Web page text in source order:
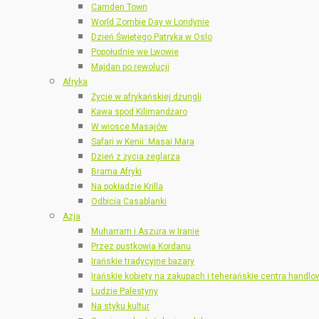
Camden Town
World Zombie Day w Londynie
Dzień Świętego Patryka w Oslo
Popołudnie we Lwowie
Majdan po rewolucji
Afryka
Życie w afrykańskiej dżungli
Kawa spod Kilimandżaro
W wiosce Masajów
Safari w Kenii: Masai Mara
Dzień z życia żeglarza
Brama Afryki
Na pokładzie Krilla
Odbicia Casablanki
Azja
Muharram i Aszura w Iranie
Przez pustkowia Kordanu
Irańskie tradycyjne bazary
Irańskie kobiety na zakupach i teherańskie centra
Ludzie Palestyny
Na styku kultur